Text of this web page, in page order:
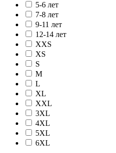
5-6 лет
7-8 лет
9-11 лет
12-14 лет
XXS
XS
S
M
L
XL
XXL
3XL
4XL
5XL
6XL